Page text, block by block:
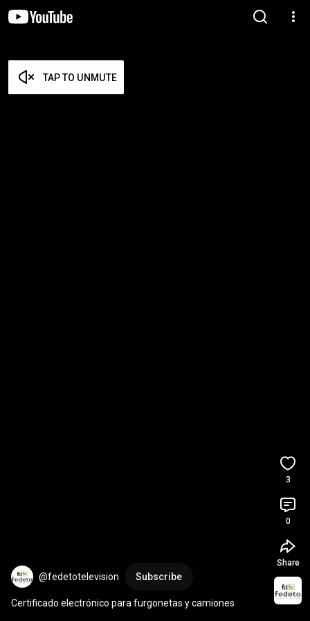
TAP TO UNMUTE
@fedetotelevision Subscribe
Certificado electrónico para furgonetas y camiones
3
0
Share